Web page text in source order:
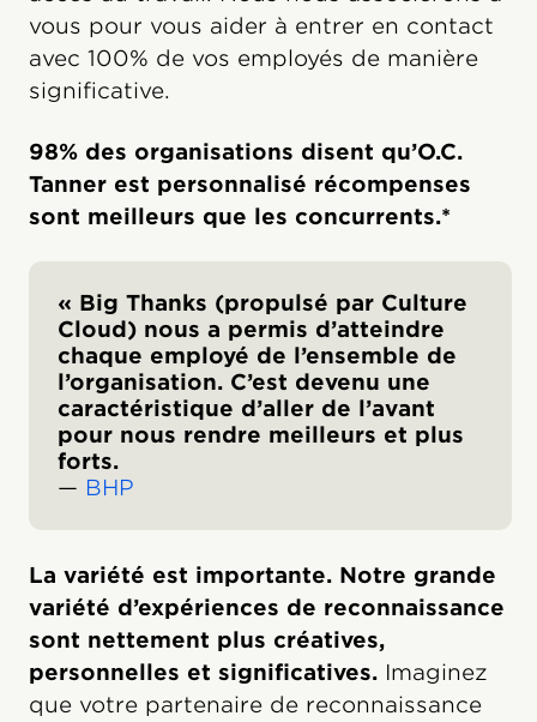
vous pour vous aider à entrer en contact
avec 100% de vos employés de manière
significative.
98% des organisations disent qu’O.C.
Tanner est personnalisé récompenses
sont meilleurs que les concurrents.*
« Big Thanks (propulsé par Culture
Cloud) nous a permis d’atteindre
chaque employé de l’ensemble de
l’organisation. C’est devenu une
caractéristique d’aller de l’avant
pour nous rendre meilleurs et plus
forts.
— BHP
La variété est importante. Notre grande
variété d’expériences de reconnaissance
sont nettement plus créatives,
personnelles et significatives. Imaginez
que votre partenaire de reconnaissance